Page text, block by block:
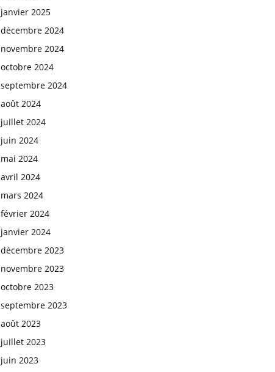
janvier 2025
décembre 2024
novembre 2024
octobre 2024
septembre 2024
août 2024
juillet 2024
juin 2024
mai 2024
avril 2024
mars 2024
février 2024
janvier 2024
décembre 2023
novembre 2023
octobre 2023
septembre 2023
août 2023
juillet 2023
juin 2023